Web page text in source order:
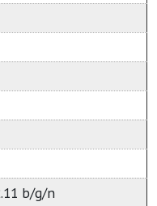
b/g/n